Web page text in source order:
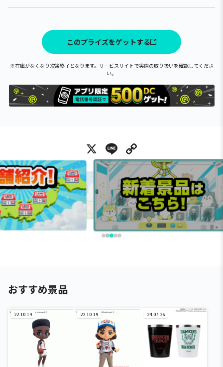
このプライズをゲットする
※在庫がなくなり次第終了となります。サービスサイトで実際の取り扱いを確認してくださ
い。
X Line
おすすめ景品
22.10.19 22.10.19 24.07.26